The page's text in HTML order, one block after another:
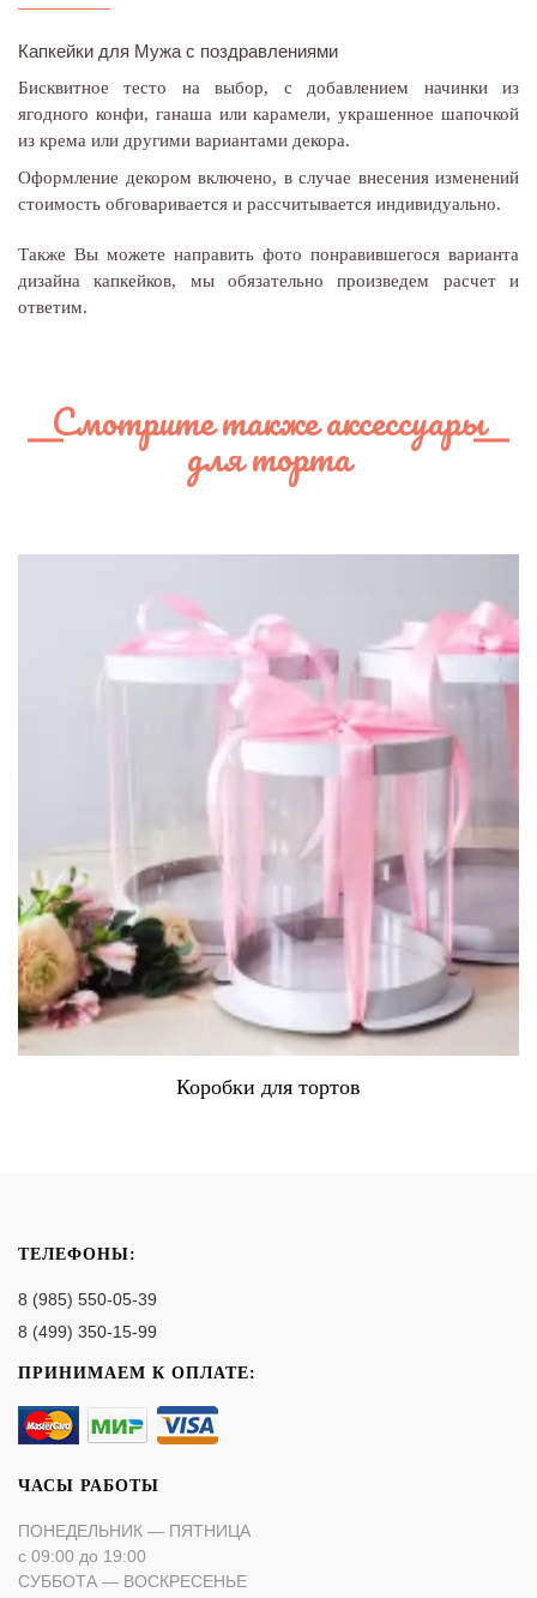
Капкейки для Мужа с поздравлениями
Бисквитное тесто на выбор, с добавлением начинки из
ягодного конфи, ганаша или карамели, украшенное шапочкой
из крема или другими вариантами декора.
Оформление декором включено, в случае внесения изменений
стоимость обговаривается и рассчитывается индивидуально.
Также Вы можете направить фото понравившегося варианта
дизайна капкейков, мы обязательно произведем расчет и
ответим.
Смотрите также аксессуары
для торта
Коробки для тортов
ТЕЛЕФОНЫ:
8 (985) 550-05-39
8 (499) 350-15-99
ПРИНИМАЕМ К ОПЛАТЕ:
ЧАСЫ РАБОТЫ
ПОНЕДЕЛЬНИК — ПЯТНИЦА
с 09:00 до 19:00
СУББОТА — ВОСКРЕСЕНЬЕ